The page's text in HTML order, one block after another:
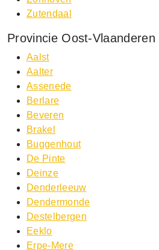
Zutendaal
Provincie Oost-Vlaanderen
Aalst
Aalter
Assenede
Berlare
Beveren
Brakel
Buggenhout
De Pinte
Deinze
Denderleeuw
Dendermonde
Destelbergen
Eeklo
Erpe-Mere